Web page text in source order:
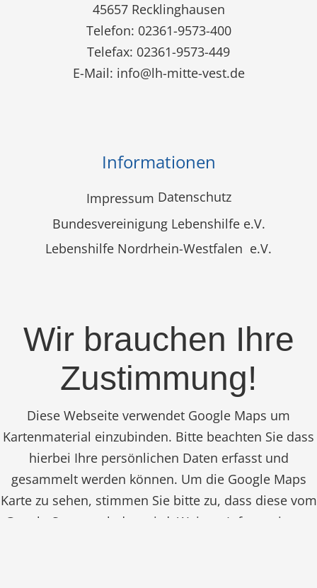
45657 Recklinghausen
Telefon: 02361-9573-400
Telefax: 02361-9573-449
E-Mail: info@lh-mitte-vest.de
Informationen
Impressum Datenschutz
Bundesvereinigung Lebenshilfe e.V.
Lebenshilfe Nordrhein-Westfalen e.V.
Wir brauchen Ihre
Zustimmung!
Diese Webseite verwendet Google Maps um
Kartenmaterial einzubinden. Bitte beachten Sie dass
hierbei Ihre persönlichen Daten erfasst und
gesammelt werden können. Um die Google Maps
Karte zu sehen, stimmen Sie bitte zu, dass diese vom
Google-Server geladen wird. Weitere Informationen